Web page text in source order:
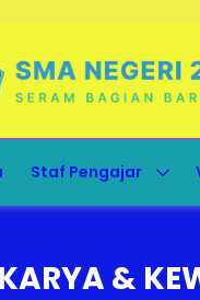
Staf Pengajar
&